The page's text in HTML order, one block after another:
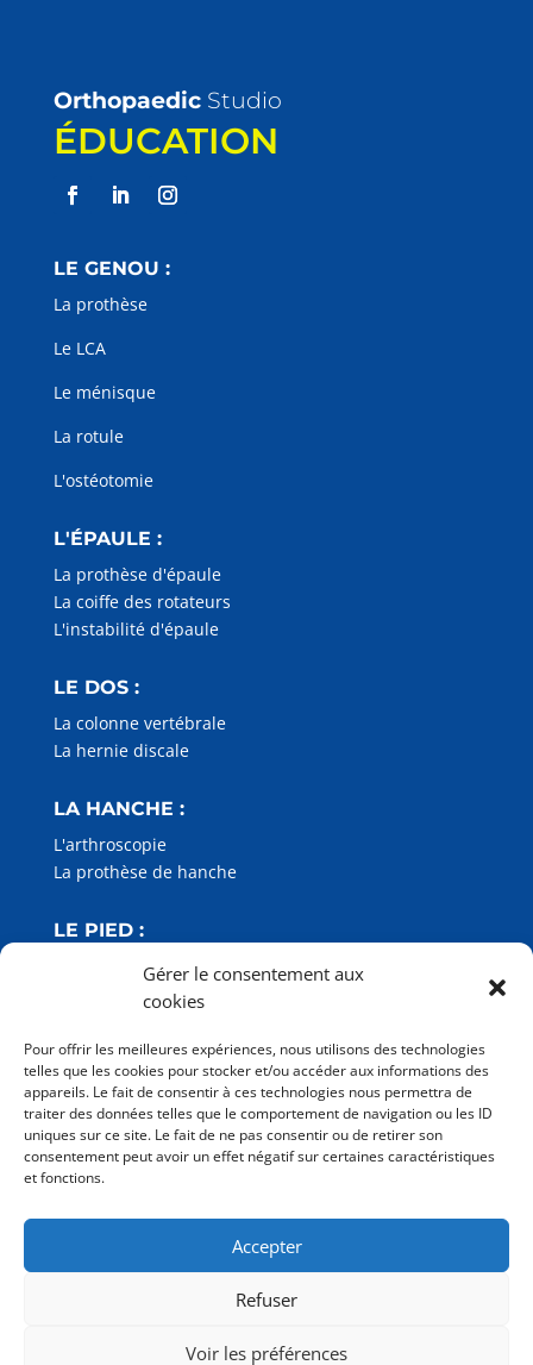
Gérer le consentement aux
cookies
Pour offrir les meilleures expériences, nous utilisons des technologies
telles que les cookies pour stocker et/ou accéder aux informations des
appareils. Le fait de consentir à ces technologies nous permettra de
traiter des données telles que le comportement de navigation ou les ID
uniques sur ce site. Le fait de ne pas consentir ou de retirer son
consentement peut avoir un effet négatif sur certaines caractéristiques
et fonctions.
Accepter
Refuser
Voir les préférences
OrthopaedicStudio
ÉDUCATION
LE GENOU :
La prothèse
Le LCA
Le ménisque
La rotule
L'ostéotomie
L'ÉPAULE :
La prothèse d'épaule
La coiffe des rotateurs
L'instabilité d'épaule
LE DOS :
La colonne vertébrale
La hernie discale
LA HANCHE :
L'arthroscopie
La prothèse de hanche
LE PIED :
L'hallux valgus
L'entorse de cheville
ONEDAY
TUTORIELS
PODCASTS
QUI SOMMES-NOUS ?